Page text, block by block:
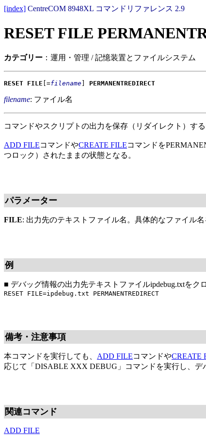
[index] CentreCOM 8948XL コマンドリファレンス 2.9
RESET FILE
カテゴリー ：運用・管理 / 記憶装置とファイルシステム
RESET FILE [=filename PERMANENTREDIRECT
filename: ファイル名
コマンドやスクリプトの出力を保存（リダイレクト）す
ADD FILEコマンドやCREATE FILEコマンドを
つロック）されたままの状態となる。
パラメーター
FILE: 出力先のテキストファイル名。具体的なファイル
例
■ デバッグ情報の出力先テキストファイルipdebug.txtをク
RESET FILE=ipdebug.txt PERMANENTREDIRECT
備考・注意事項
本コマンドを実行しても、 ADD FILEコマンドやCREATE
応じて「DISABLE XXX DEBUG」コマンドを実行し、デ
関連コマンド
ADD FILE